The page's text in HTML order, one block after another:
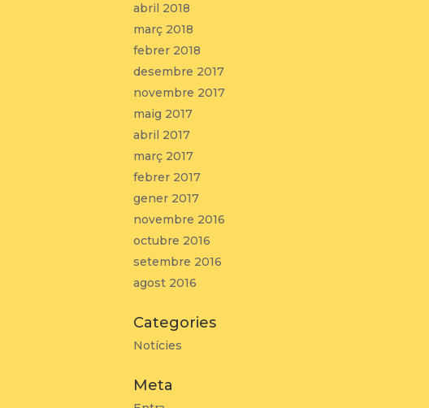
abril 2018
març 2018
febrer 2018
desembre 2017
novembre 2017
maig 2017
abril 2017
març 2017
febrer 2017
gener 2017
novembre 2016
octubre 2016
setembre 2016
agost 2016
Categories
Notícies
Meta